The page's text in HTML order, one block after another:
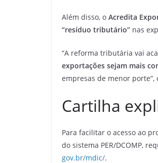
Além disso, o Acredita
“resíduo tributário” nas
“A reforma tributária vai
exportações sejam mais
empresas de menor porte”,
Cartilha
Para facilitar o acesso ao
do sistema PER/DCOMP,
gov.br/mdic/.